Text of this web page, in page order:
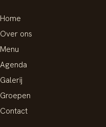
Home
Over ons
Menu
Agenda
Galerij
Groepen
Contact